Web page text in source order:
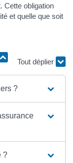
Cette obligation
et quelle que soit
Tout déplier
?
?